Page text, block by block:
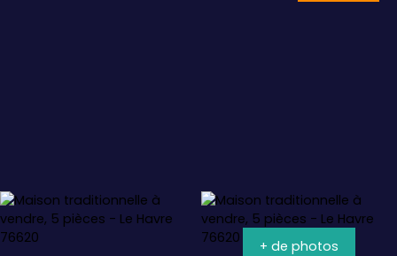
+ de photos